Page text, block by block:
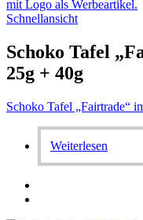
Schnellansicht
Schoko Tafel
25g + 40g
Schoko Tafel „Fairtrade“
Weiterlesen